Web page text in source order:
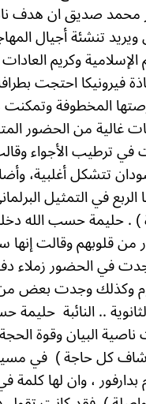
محمد صديق ان هدف
تنشئة أجيال
الإسلامية وكريم
فيرونيكا احتجت
المخطوفة وتمكنت
غالية من الحضور
ترطيب الأجواء
تتشكل أغلبية،
في التمثيل
) .حليمة حسب الله
من قلوبهم وقالت إنها
في الحضور زملاء
وكذلك وجدت بعض من
.. النائبة حليمة
البيان وقوة
كل حاجة ) في
بدارفور ، وان لها كلمة